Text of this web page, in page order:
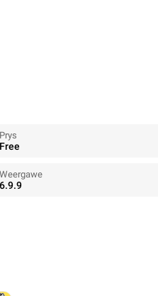
Prys
Free
Weergawe
6.9.9